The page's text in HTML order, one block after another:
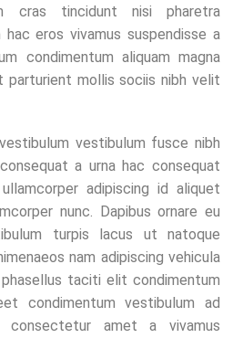
cras tincidunt nisi pharetra
eros vivamus suspendisse a
condimentum aliquam magna
parturient mollis sociis nibh velit
vestibulum fusce nibh
a urna hac consequat
adipiscing id aliquet
nunc. Dapibus ornare eu
turpis lacus ut natoque
nam adipiscing vehicula
taciti elit condimentum
condimentum vestibulum ad
consectetur amet a vivamus